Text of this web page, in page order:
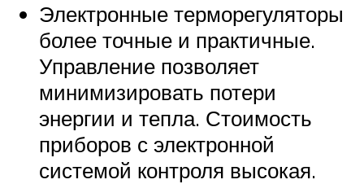
Электронные терморегуляторы
более точные и практичные.
Управление позволяет
минимизировать потери
энергии и тепла. Стоимость
приборов с электронной
системой контроля высокая.